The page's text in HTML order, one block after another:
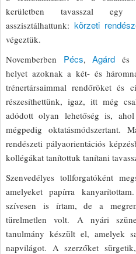
kerületben tavasszal egy
asszisztálhattunk:körzeti
végeztük.
Novemberben Pécs,Agárd és
helyet azoknak a két- és
trénertársaimmal rendőröket és
részesíthettünk, igaz, itt még
adódott olyan lehetőség is,
mégpedig oktatásmódszertant.
rendészeti pályaorientációs
kollégákat tanítottuk tanítani
Szenvedélyes tollforgatóként
amelyeket papírra
szívesen is írtam, de a
türelmetlen volt. A nyári
tanulmány készült el, amelyek
napvilágot. A szerzőket